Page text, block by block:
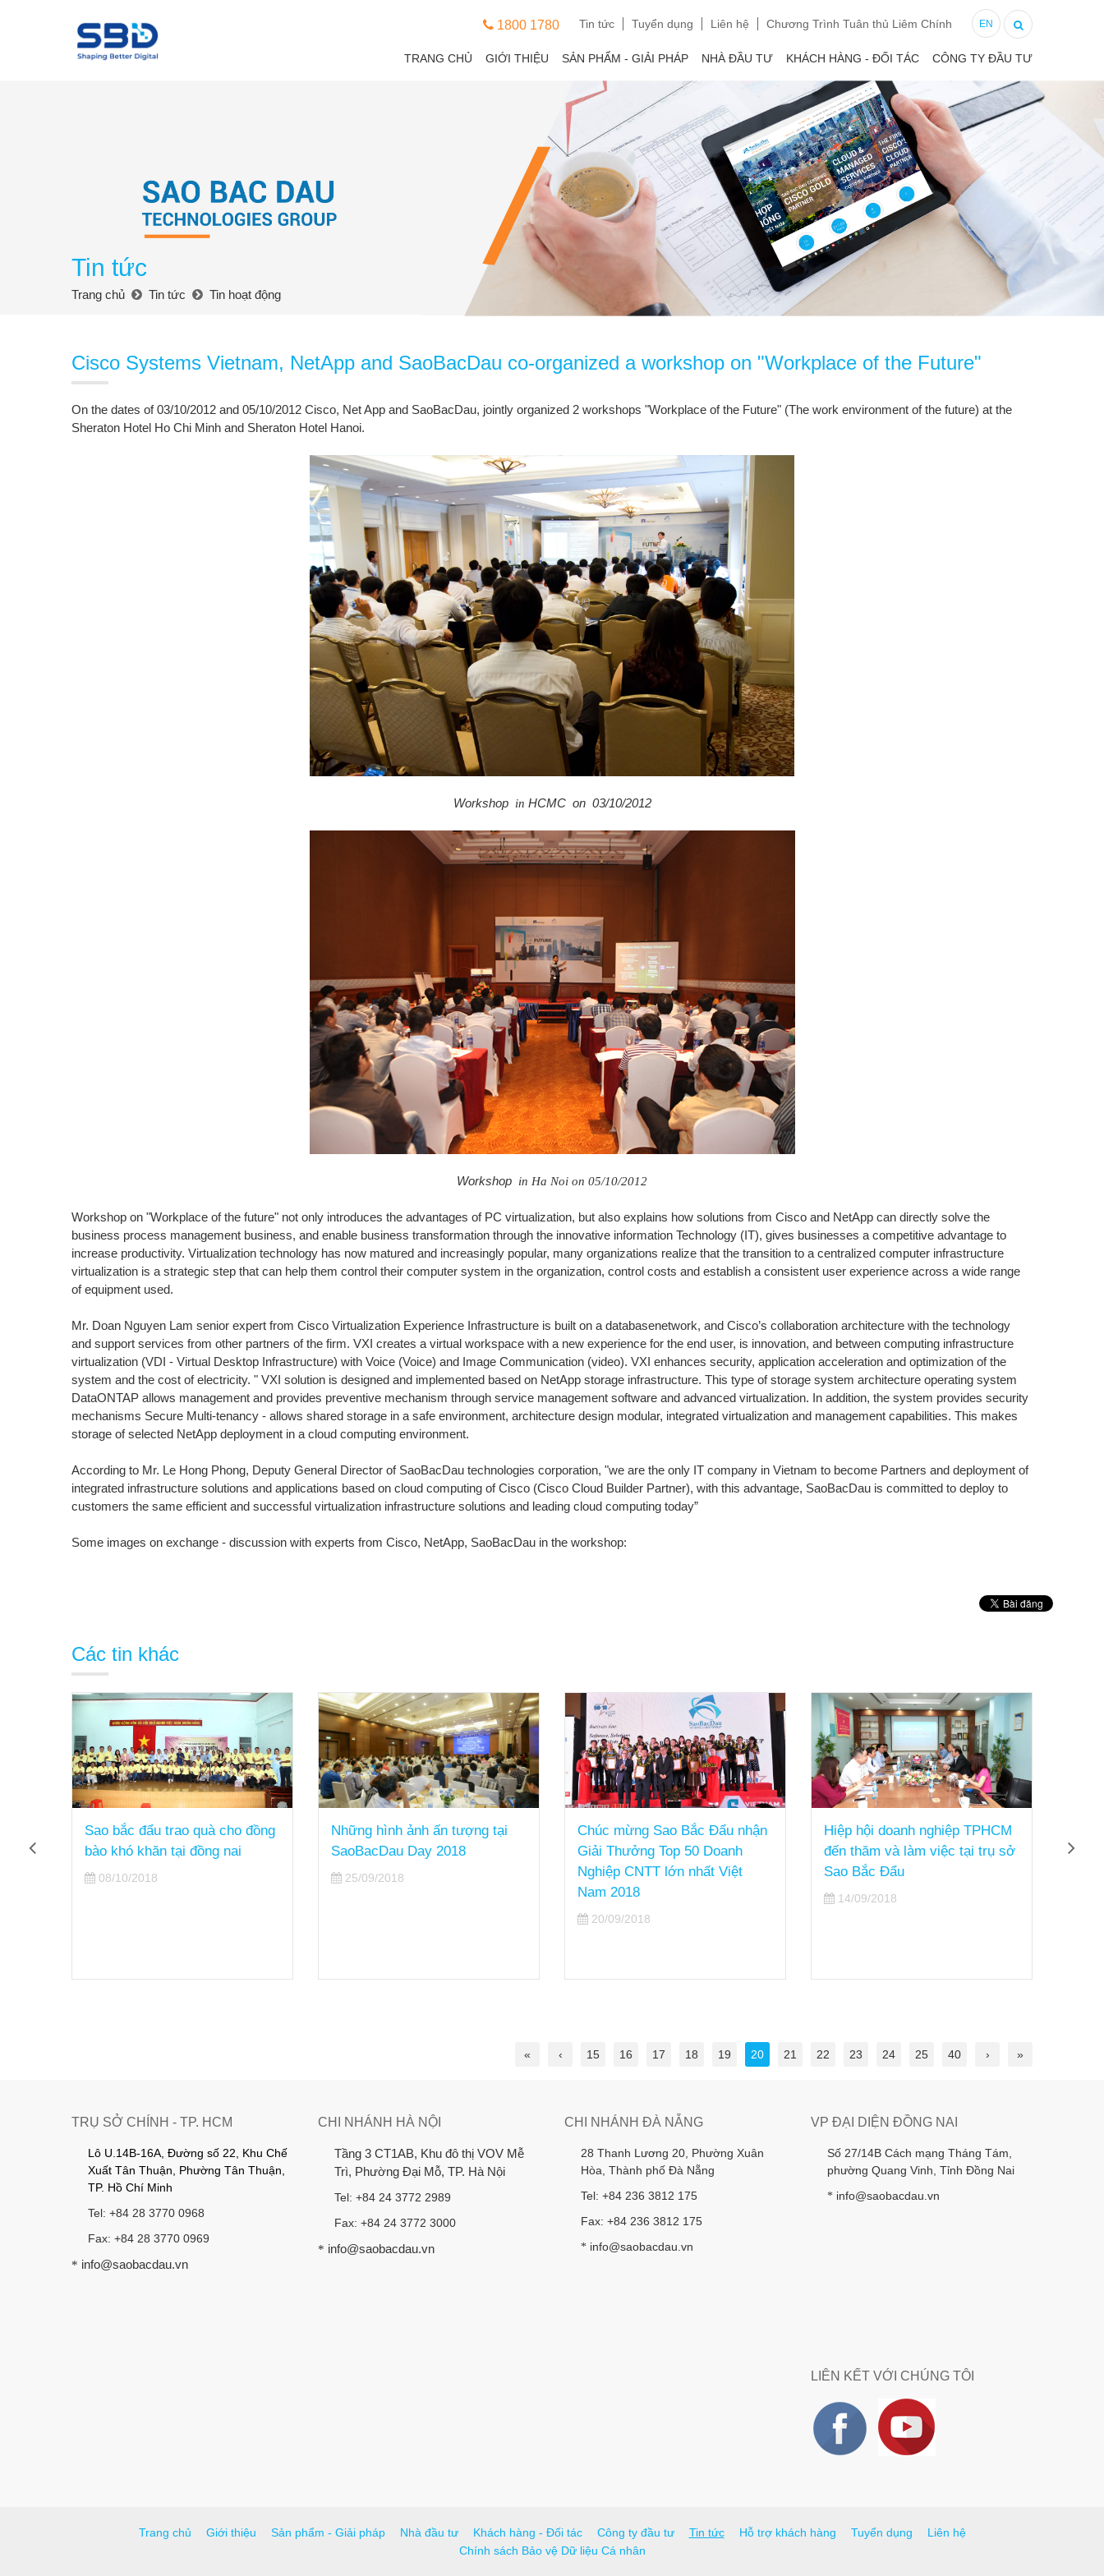
1800 1780 Tin tức Tuyển dụng Liên hệ Chương Trình Tuân thủ Liêm Chính EN
TRANG CHỦ GIỚI THIỆU SẢN PHẨM - GIẢI PHÁP NHÀ ĐẦU TƯ KHÁCH HÀNG - ĐỐI TÁC CÔNG TY ĐẦU TƯ
Tin tức
Trang chủ Tin tức Tin hoạt động
Cisco Systems Vietnam, NetApp and SaoBacDau co-organized a workshop on "Workplace of the Future"
On the dates of 03/10/2012 and 05/10/2012 Cisco, NetApp and SaoBacDau, jointly organized 2 workshops "Workplace of the Future" (The work environment of the future) at the
Sheraton Hotel Ho Chi Minh and Sheraton Hotel Hanoi.
Workshop in HCMC on 03/10/2012
Workshop in Ha Noi on 05/10/2012
Workshop on "Workplace of the future" not only introduces the advantages of PC virtualization, but also explains how solutions from Cisco and NetApp can directly solve the
business process management business, and enable business transformation through the innovative information Technology (IT), gives businesses a competitive advantage to
increase productivity. Virtualization technology has now matured and increasingly popular, many organizations realize that the transition to a centralized computer infrastructure
virtualization is a strategic step that can help them control their computer system in the organization, control costs and establish a consistent user experience across a wide range
of equipment used.
Mr. Doan Nguyen Lam senior expert from Cisco Virtualization Experience Infrastructure is built on a databasenetwork, and Cisco’s collaboration architecture with the technology
and support services from other partners of the firm. VXI creates a virtual workspace with a new experience for the end user, is innovation, and between computing infrastructure
virtualization (VDI - Virtual Desktop Infrastructure) with Voice (Voice) and Image Communication (video). VXI enhances security, application acceleration and optimization of the
system and the cost of electricity. " VXI solution is designed and implemented based on NetApp storage infrastructure. This type of storage system architecture operating system
DataONTAP allows management and provides preventive mechanism through service management software and advanced virtualization. In addition, the system provides security
mechanisms Secure Multi-tenancy - allows shared storage in a safe environment, architecture design modular, integrated virtualization and management capabilities. This makes
storage of selected NetApp deployment in a cloud computing environment.
According to Mr. Le Hong Phong, Deputy General Director of SaoBacDau technologies corporation, "we are the only IT company in Vietnam to become Partners and deployment of
integrated infrastructure solutions and applications based on cloud computing of Cisco (Cisco Cloud Builder Partner), with this advantage, SaoBacDau is committed to deploy to
customers the same efficient and successful virtualization infrastructure solutions and leading cloud computing today”
Some images on exchange - discussion with experts from Cisco, NetApp, SaoBacDau in the workshop:
Các tin khác
Sao bắc đẩu trao quà cho đồng
bào khó khăn tại đồng nai
08/10/2018
Những hình ảnh ấn tượng tại
SaoBacDau Day 2018
25/09/2018
Chúc mừng Sao Bắc Đẩu nhận
Giải Thưởng Top 50 Doanh
Nghiệp CNTT lớn nhất Việt
Nam 2018
20/09/2018
Hiệp hội doanh nghiệp TPHCM
đến thăm và làm việc tại trụ sở
Sao Bắc Đẩu
14/09/2018
pháp
« ‹ 15 16 17 18 19 20 21 22 23 24 25 40 › »
TRỤ SỞ CHÍNH - TP. HCM
Lô U.14B-16A, Đường số 22, Khu Chế
Xuất Tân Thuận, Phường Tân Thuận,
TP. Hồ Chí Minh
Tel: +84 28 3770 0968
Fax: +84 28 3770 0969
* info@saobacdau.vn
CHI NHÁNH HÀ NỘI
Tầng 3 CT1AB, Khu đô thị VOV Mễ
Trì, Phường Đại Mỗ, TP. Hà Nội
Tel: +84 24 3772 2989
Fax: +84 24 3772 3000
* info@saobacdau.vn
CHI NHÁNH ĐÀ NẴNG
28 Thanh Lương 20, Phường Xuân
Hòa, Thành phố Đà Nẵng
Tel: +84 236 3812 175
Fax: +84 236 3812 175
* info@saobacdau.vn
VP ĐẠI DIỆN ĐỒNG NAI
Số 27/14B Cách mạng Tháng Tám,
phường Quang Vinh, Tỉnh Đồng Nai
* info@saobacdau.vn
LIÊN KẾT VỚI CHÚNG TÔI
Trang chủ Giới thiệu Sản phẩm - Giải pháp Nhà đầu tư Khách hàng - Đối tác Công ty đầu tư Tin tức Hỗ trợ khách hàng Tuyển dụng
Liên hệ
Chính sách Bảo vệ Dữ liệu Cá nhân